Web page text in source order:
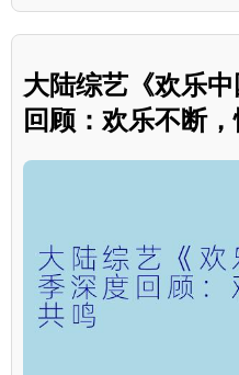
大陆综艺《欢乐
回顾：欢乐不断